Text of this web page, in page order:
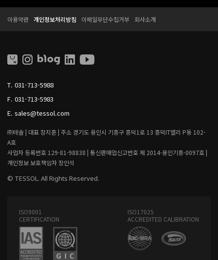
T. 031-713-5988
F. 031-713-5983
E. sales@tessol.com
㈜테솔 | 대표 장지훈 | 주소 경기도 용인시 기흥구 흥덕1로 13 흥덕IT밸리 P동 102-
A호
사업자 등록번호 129-81-98838 | 통신판매업신고번호 제 2014-용인기흥-0097호 |
개인정보 보호책임자 장인석
© TESSOL. All Rights Reserved.
ISO9001
CERTIFICATION
ISO17025
ACCREDITED CALIBRATION
이용약관 개인정보처리방침 이메일무단수집거부 회사소개